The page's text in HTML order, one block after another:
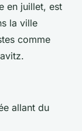
en juillet, est
la ville
comme
allant du